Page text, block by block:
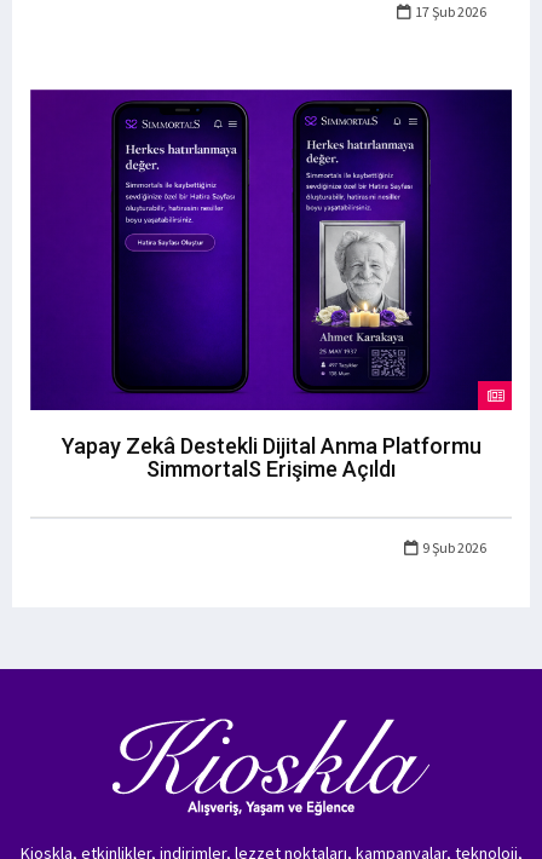
17 Şub 2026
Yapay Zekâ Destekli Dijital Anma Platformu
SimmortalS Erişime Açıldı
9 Şub 2026
Kioskla, etkinlikler, indirimler, lezzet noktaları, kampanyalar, teknoloji,